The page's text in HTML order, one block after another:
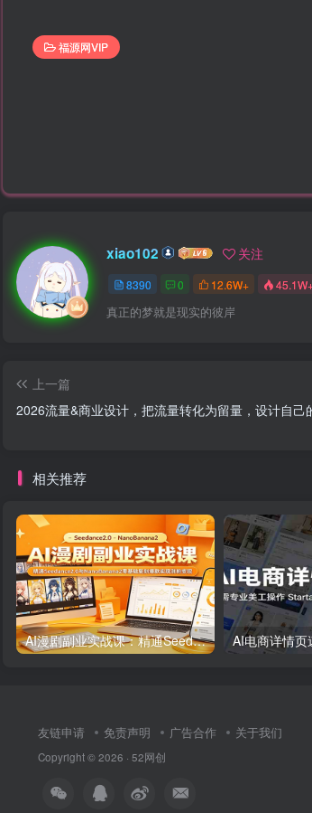
福源网VIP
xiao102 关注
8390 0 12.6W+
真正的梦就是现实的彼岸
上一篇
2026流量&商业设计，把流量转化为留量，设计自己
相关推荐
AI漫剧副业实战课：精通Seedance2.0与NanoBanana2零基础复刻爆款实现涨粉变现
友链申请 免责声明 广告合作 关于我们
Copyright © 2026 · 52网创